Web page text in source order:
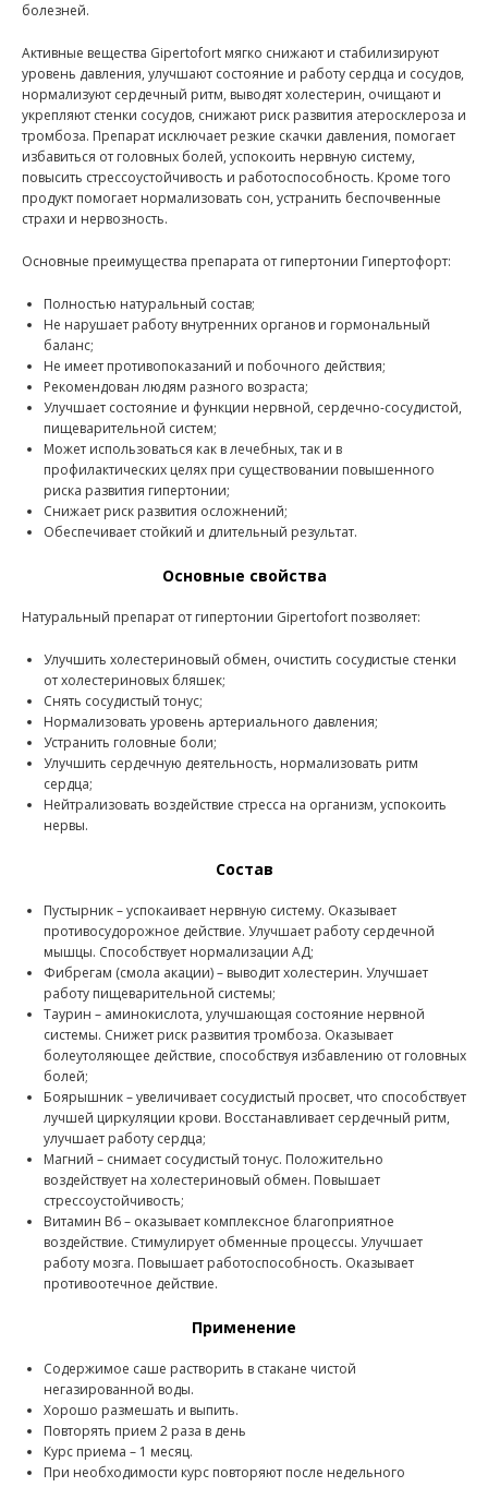
болезней.
Активные вещества Gipertofort мягко снижают и стабилизируют
уровень давления, улучшают состояние и работу сердца и сосудов,
нормализуют сердечный ритм, выводят холестерин, очищают и
укрепляют стенки сосудов, снижают риск развития атеросклероза и
тромбоза. Препарат исключает резкие скачки давления, помогает
избавиться от головных болей, успокоить нервную систему,
повысить стрессоустойчивость и работоспособность. Кроме того
продукт помогает нормализовать сон, устранить беспочвенные
страхи и нервозность.
Основные преимущества препарата от гипертонии Гипертофорт:
Полностью натуральный состав;
Не нарушает работу внутренних органов и гормональный
баланс;
Не имеет противопоказаний и побочного действия;
Рекомендован людям разного возраста;
Улучшает состояние и функции нервной, сердечно-сосудистой,
пищеварительной систем;
Может использоваться как в лечебных, так и в
профилактических целях при существовании повышенного
риска развития гипертонии;
Снижает риск развития осложнений;
Обеспечивает стойкий и длительный результат.
Основные свойства
Натуральный препарат от гипертонии Gipertofort позволяет:
Улучшить холестериновый обмен, очистить сосудистые стенки
от холестериновых бляшек;
Снять сосудистый тонус;
Нормализовать уровень артериального давления;
Устранить головные боли;
Улучшить сердечную деятельность, нормализовать ритм
сердца;
Нейтрализовать воздействие стресса на организм, успокоить
нервы.
Состав
Пустырник – успокаивает нервную систему. Оказывает
противосудорожное действие. Улучшает работу сердечной
мышцы. Способствует нормализации АД;
Фибрегам (смола акации) – выводит холестерин. Улучшает
работу пищеварительной системы;
Таурин – аминокислота, улучшающая состояние нервной
системы. Снижет риск развития тромбоза. Оказывает
болеутоляющее действие, способствуя избавлению от головных
болей;
Боярышник – увеличивает сосудистый просвет, что способствует
лучшей циркуляции крови. Восстанавливает сердечный ритм,
улучшает работу сердца;
Магний – снимает сосудистый тонус. Положительно
воздействует на холестериновый обмен. Повышает
стрессоустойчивость;
Витамин В6 – оказывает комплексное благоприятное
воздействие. Стимулирует обменные процессы. Улучшает
работу мозга. Повышает работоспособность. Оказывает
противоотечное действие.
Применение
Содержимое саше растворить в стакане чистой
негазированной воды.
Хорошо размешать и выпить.
Повторять прием 2 раза в день
Курс приема – 1 месяц.
При необходимости курс повторяют после недельного